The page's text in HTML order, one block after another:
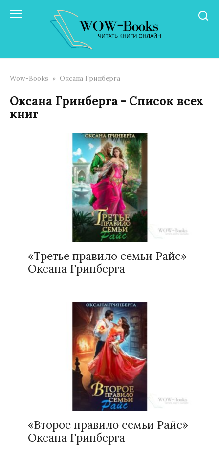
Wow-Books » Оксана Гринберга
Оксана Гринберга - Список всех
книг
«Третье правило семьи Райс»
Оксана Гринберга
«Второе правило семьи Райс»
Оксана Гринберга